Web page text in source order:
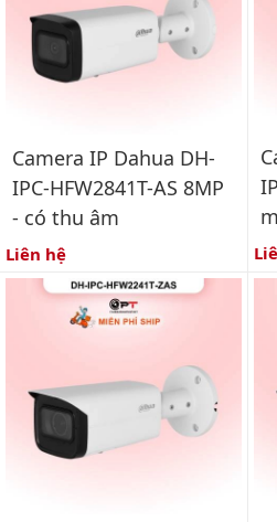
Camera IP Dahua DH-
IPC-HFW2841T-AS 8MP
- có thu âm
Liên hệ